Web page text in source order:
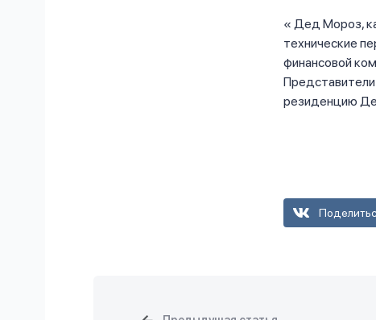
Дед Мороз,
технические
финансовой
резиденцию